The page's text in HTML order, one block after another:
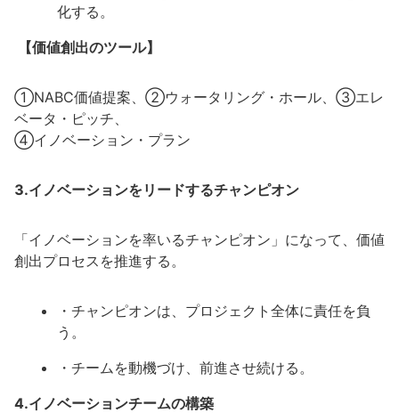
化する。
【価値創出のツール】
①NABC価値提案、②ウォータリング・ホール、③エレ
ベータ・ピッチ、
④イノベーション・プラン
3.イノベーションをリードするチャンピオン
「イノベーションを率いるチャンピオン」になって、価値
創出プロセスを推進する。
・チャンピオンは、プロジェクト全体に責任を負
う。
・チームを動機づけ、前進させ続ける。
4.イノベーションチームの構築